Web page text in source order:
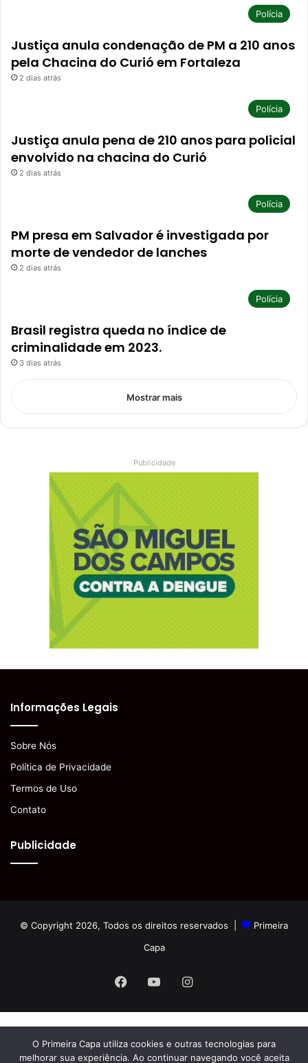
Polícia
Justiça anula condenação de PM a 210 anos
pela Chacina do Curió em Fortaleza
2 dias atrás
Polícia
Justiça anula pena de 210 anos para policial
envolvido na chacina do Curió
2 dias atrás
Polícia
PM presa em Salvador é investigada por
morte de vendedor de lanches
2 dias atrás
Polícia
Brasil registra queda no índice de
criminalidade em 2023.
3 dias atrás
Mostrar mais
Publicidade
Informações Legais
Sobre Nós
Política de Privacidade
Termos de Uso
Contato
Publicidade
© Copyright 2026, Todos os direitos reservados |
Primeira
Capa
Facebook
YouTubeInstagram
O Primeira Capa utiliza cookies e outras tecnologias para
melhorar sua experiência. Ao continuar navegando você aceita